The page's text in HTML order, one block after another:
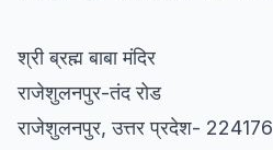
श्री ब्रह्म बाबा मंदिर
राजेशुलनपुर-तंद रोड
राजेशुलनपुर, उत्तर प्रदेश- 224176